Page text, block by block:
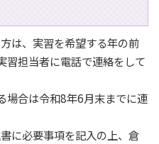
は、実習を希望する年の前
習担当者に電話で連絡をして
場合は令和8年6月末までに連
に必要事項を記入の上、倉